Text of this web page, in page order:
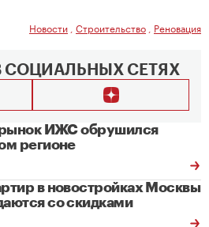
Новости Строительство Реновация
СОЦИАЛЬНЫХ СЕТЯХ
рынок ИЖС обрушился
регионе
в новостройках Москвы
со скидками